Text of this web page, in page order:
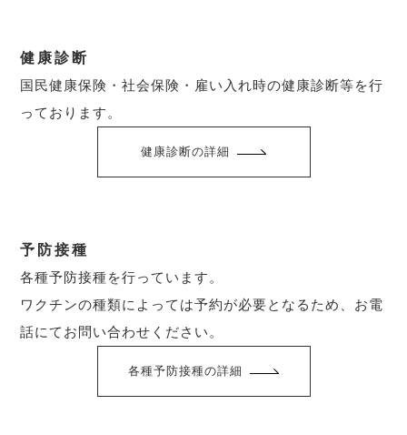
健康診断
国民健康保険・社会保険・雇い入れ時の健康診断等を行
っております。
健康診断の詳細
予防接種
各種予防接種を行っています。
ワクチンの種類によっては予約が必要となるため、お電
話にてお問い合わせください。
各種予防接種の詳細